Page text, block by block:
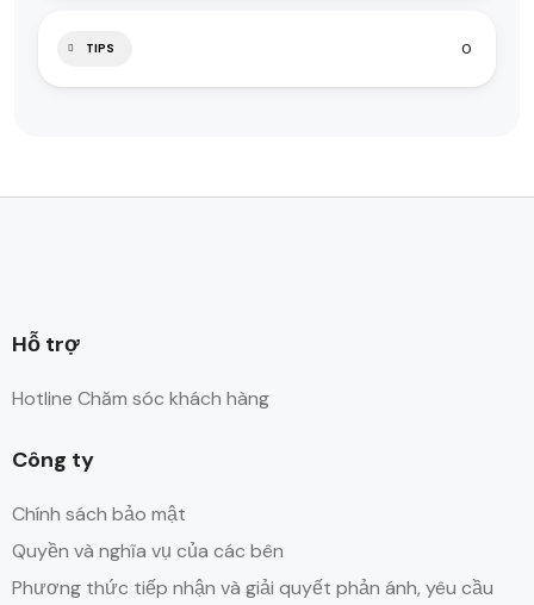
TIPS 0
Hỗ trợ
Hotline Chăm sóc khách hàng
Công ty
Chính sách bảo mật
Quyền và nghĩa vụ của các bên
Phương thức tiếp nhận và giải quyết phản ánh, yêu cầu